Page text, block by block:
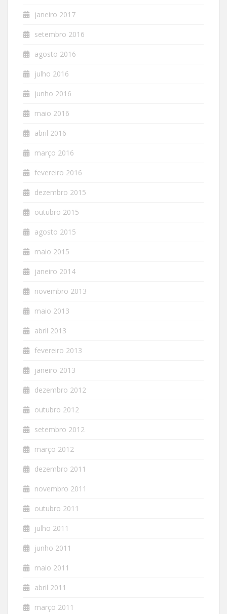
janeiro 2017
setembro 2016
agosto 2016
julho 2016
junho 2016
maio 2016
abril 2016
março 2016
fevereiro 2016
dezembro 2015
outubro 2015
agosto 2015
maio 2015
janeiro 2014
novembro 2013
maio 2013
abril 2013
fevereiro 2013
janeiro 2013
dezembro 2012
outubro 2012
setembro 2012
março 2012
dezembro 2011
novembro 2011
outubro 2011
julho 2011
junho 2011
maio 2011
abril 2011
março 2011